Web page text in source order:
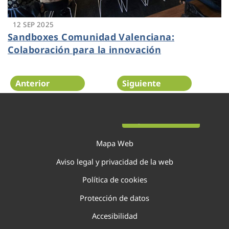
12 SEP 2025
Sandboxes Comunidad Valenciana:
Colaboración para la innovación
Anterior Siguiente
Mapa Web
Aviso legal y privacidad de la web
Política de cookies
Protección de datos
Accesibilidad